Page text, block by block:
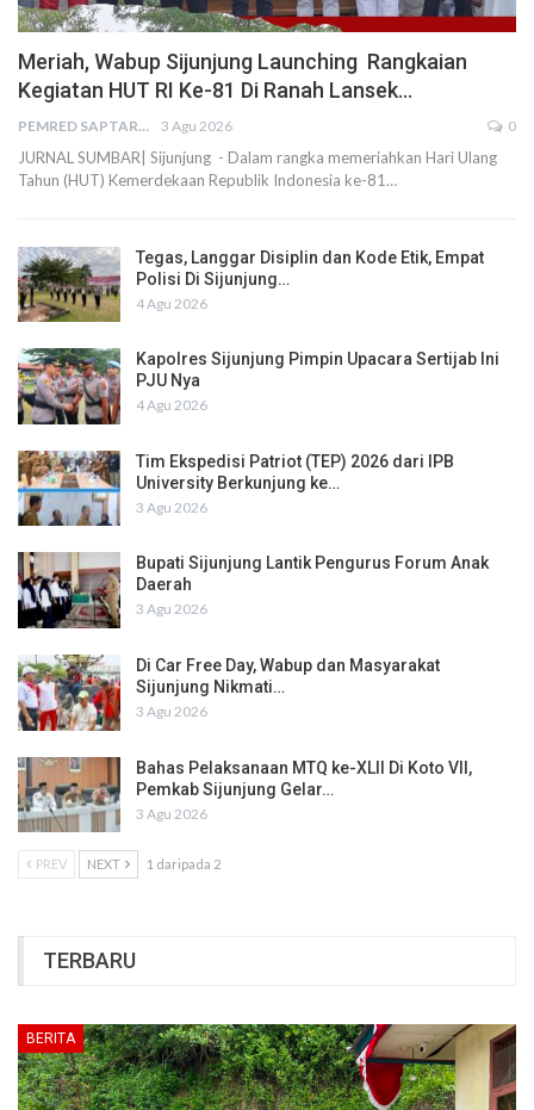
Meriah, Wabup Sijunjung Launching Rangkaian
Kegiatan HUT RI Ke-81 Di Ranah Lansek…
PEMRED SAPTARIUS 3 Agu 2026 0
JURNAL SUMBAR| Sijunjung - Dalam rangka memeriahkan Hari Ulang
Tahun (HUT) Kemerdekaan Republik Indonesia ke-81…
Tegas, Langgar Disiplin dan Kode Etik, Empat
Polisi Di Sijunjung…
4 Agu 2026
Kapolres Sijunjung Pimpin Upacara Sertijab Ini
PJU Nya
4 Agu 2026
Tim Ekspedisi Patriot (TEP) 2026 dari IPB
University Berkunjung ke…
3 Agu 2026
Bupati Sijunjung Lantik Pengurus Forum Anak
Daerah
3 Agu 2026
Di Car Free Day, Wabup dan Masyarakat
Sijunjung Nikmati…
3 Agu 2026
Bahas Pelaksanaan MTQ ke-XLII Di Koto VII,
Pemkab Sijunjung Gelar…
3 Agu 2026
PREV NEXT 1 daripada 2
TERBARU
BERITA